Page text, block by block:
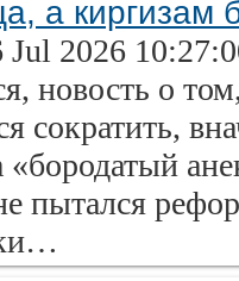
а киргизам
2026
новость о
сократить,
«бородатый
пытался